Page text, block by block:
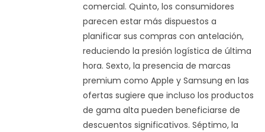
comercial. Quinto, los consumidores
parecen estar más dispuestos a
planificar sus compras con antelación,
reduciendo la presión logística de última
hora. Sexto, la presencia de marcas
premium como Apple y Samsung en las
ofertas sugiere que incluso los productos
de gama alta pueden beneficiarse de
descuentos significativos. Séptimo, la